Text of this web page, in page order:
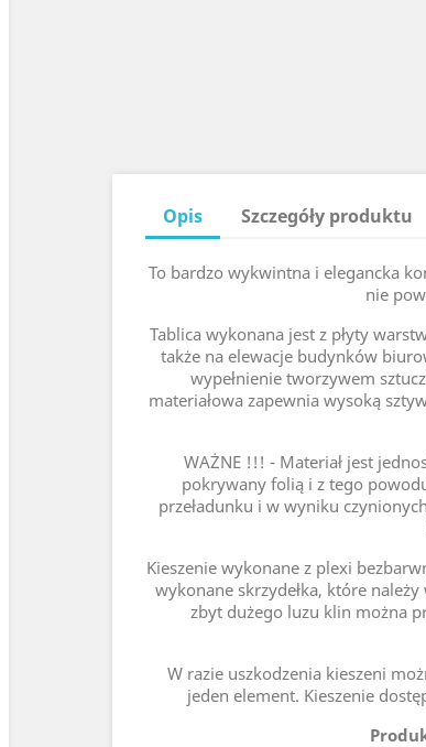
Opis Szczegóły produktu
To bardzo wykwintna i elegancka
nie
Tablica wykonana jest z płyty
także na elewacje budynków
wypełnienie tworzywem
materiałowa zapewnia wysoką
WAŻNE !!! - Materiał jest
pokrywany folią i z tego
przeładunku i w wyniku
Kieszenie wykonane z plexi
wykonane skrzydełka, które
zbyt dużego luzu klin można
W razie uszkodzenia kieszeni
jeden element. Kieszenie